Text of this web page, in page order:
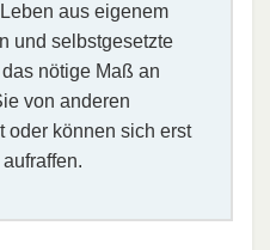
aus eigenem
und selbstgesetzte
nötige Maß an
von anderen
oder können sich erst